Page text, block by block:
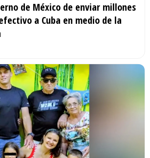
de México de enviar millones
a Cuba en medio de la